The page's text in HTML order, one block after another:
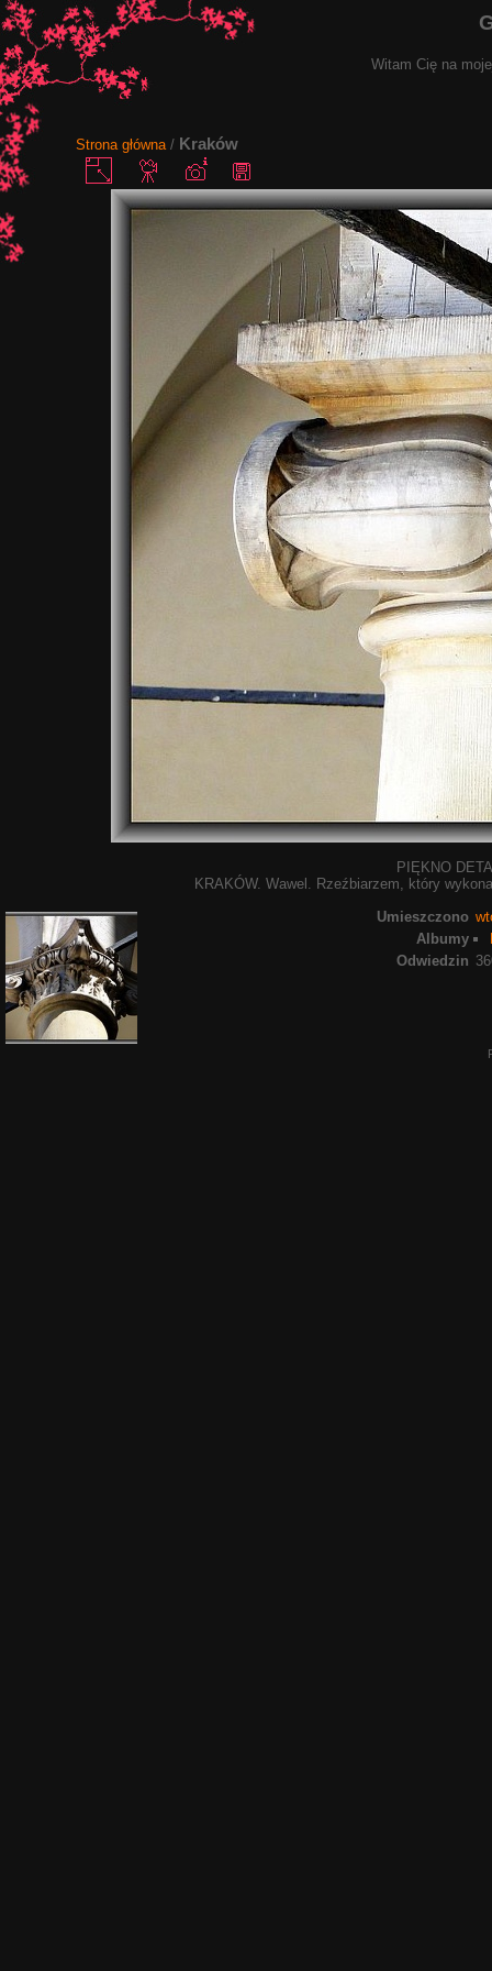
Witam Cię na
Strona główna/ Kraków
PIĘKNO
KRAKÓW. Wawel. Rzeźbiarzem, który
Umieszczono
Albumy
Odwiedzin